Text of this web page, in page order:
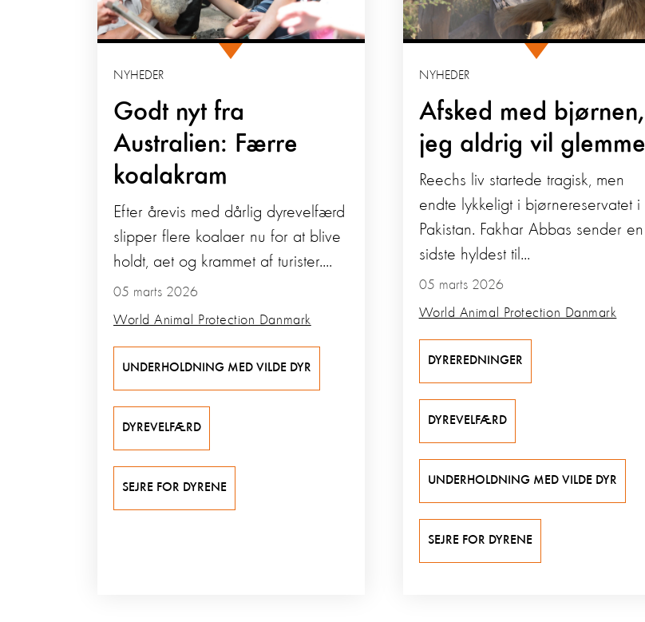
Godt nyt fra
Australien: Færre
koalakram
NYHEDER
05 marts 2026
World Animal Protection Danmark
Efter årevis med dårlig dyrevelfærd
slipper flere koalaer nu for at blive
holdt, aet og krammet af turister....
UNDERHOLDNING MED VILDE DYR
DYREVELFÆRD
SEJRE FOR DYRENE
Afsked med bjørnen,
jeg aldrig vil glemme
NYHEDER
05 marts 2026
World Animal Protection Danmark
Reechs liv startede tragisk, men
endte lykkeligt i bjørnereservatet i
Pakistan. Fakhar Abbas sender en
sidste hyldest til...
DYREREDNINGER
DYREVELFÆRD
UNDERHOLDNING MED VILDE DYR
SEJRE FOR DYRENE